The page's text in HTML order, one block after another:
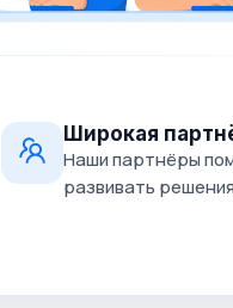
Широкая
Наши партнёры
развивать